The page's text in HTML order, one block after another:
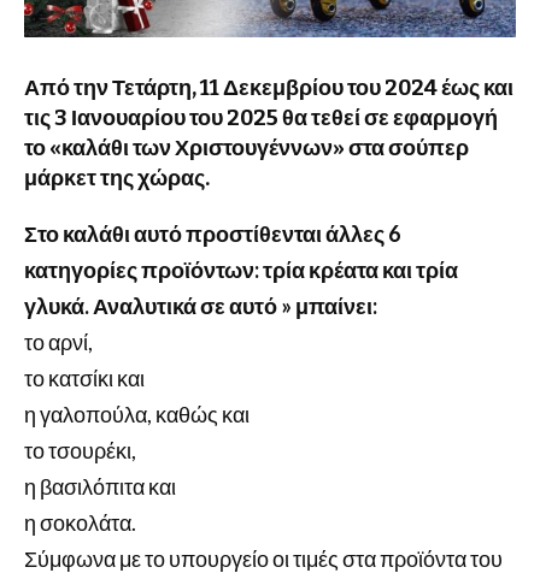
Από την Τετάρτη, 11 Δεκεμβρίου του 2024 έως και
τις 3 Ιανουαρίου του 2025 θα τεθεί σε εφαρμογή
το «καλάθι των Χριστουγέννων» στα σούπερ
μάρκετ της χώρας.
Στο καλάθι αυτό προστίθενται άλλες 6
κατηγορίες προϊόντων: τρία κρέατα και τρία
γλυκά. Αναλυτικά σε αυτό » μπαίνει:
το αρνί,
το κατσίκι και
η γαλοπούλα, καθώς και
το τσουρέκι,
η βασιλόπιτα και
η σοκολάτα.
Σύμφωνα με το υπουργείο οι τιμές στα προϊόντα του